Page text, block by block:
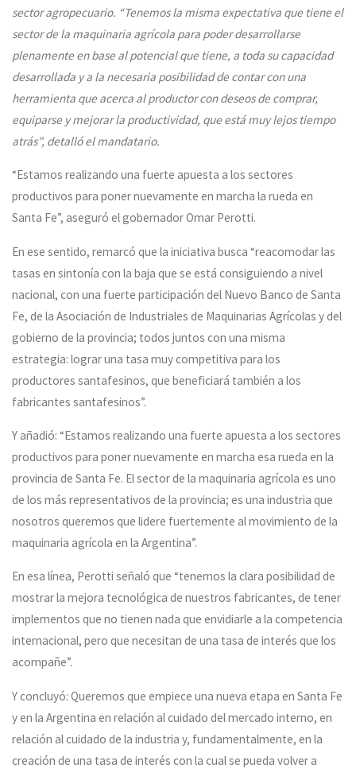
sector agropecuario. “Tenemos la misma expectativa que tiene el
sector de la maquinaria agrícola para poder desarrollarse
plenamente en base al potencial que tiene, a toda su capacidad
desarrollada y a la necesaria posibilidad de contar con una
herramienta que acerca al productor con deseos de comprar,
equiparse y mejorar la productividad, que está muy lejos tiempo
atrás”, detalló el mandatario.
“Estamos realizando una fuerte apuesta a los sectores
productivos para poner nuevamente en marcha la rueda en
Santa Fe”, aseguró el gobernador Omar Perotti.
En ese sentido, remarcó que la iniciativa busca “reacomodar las
tasas en sintonía con la baja que se está consiguiendo a nivel
nacional, con una fuerte participación del Nuevo Banco de Santa
Fe, de la Asociación de Industriales de Maquinarias Agrícolas y del
gobierno de la provincia; todos juntos con una misma
estrategia: lograr una tasa muy competitiva para los
productores santafesinos, que beneficiará también a los
fabricantes santafesinos”.
Y añadió: “Estamos realizando una fuerte apuesta a los sectores
productivos para poner nuevamente en marcha esa rueda en la
provincia de Santa Fe. El sector de la maquinaria agrícola es uno
de los más representativos de la provincia; es una industria que
nosotros queremos que lidere fuertemente al movimiento de la
maquinaria agrícola en la Argentina”.
En esa línea, Perotti señaló que “tenemos la clara posibilidad de
mostrar la mejora tecnológica de nuestros fabricantes, de tener
implementos que no tienen nada que envidiarle a la competencia
internacional, pero que necesitan de una tasa de interés que los
acompañe”.
Y concluyó: Queremos que empiece una nueva etapa en Santa Fe
y en la Argentina en relación al cuidado del mercado interno, en
relación al cuidado de la industria y, fundamentalmente, en la
creación de una tasa de interés con la cual se pueda volver a